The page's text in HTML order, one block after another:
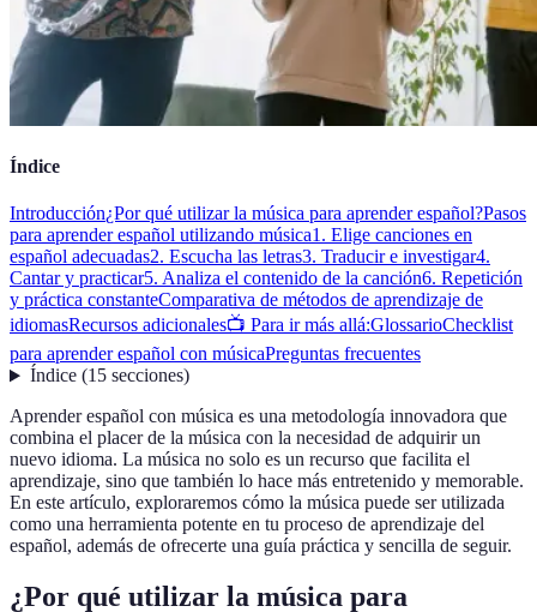
Índice
Introducción¿Por qué utilizar la música para aprender español?Pasos
para aprender español utilizando música1. Elige canciones en
español adecuadas2. Escucha las letras3. Traducir e investigar4.
Cantar y practicar5. Analiza el contenido de la canción6. Repetición
y práctica constanteComparativa de métodos de aprendizaje de
idiomasRecursos adicionales📺 Para ir más allá:GlossarioChecklist
para aprender español con músicaPreguntas frecuentes
Índice(15 secciones)
Aprender español con música es una metodología innovadora que
combina el placer de la música con la necesidad de adquirir un
nuevo idioma. La música no solo es un recurso que facilita el
aprendizaje, sino que también lo hace más entretenido y memorable.
En este artículo, exploraremos cómo la música puede ser utilizada
como una herramienta potente en tu proceso de aprendizaje del
español, además de ofrecerte una guía práctica y sencilla de seguir.
¿Por qué utilizar la música para